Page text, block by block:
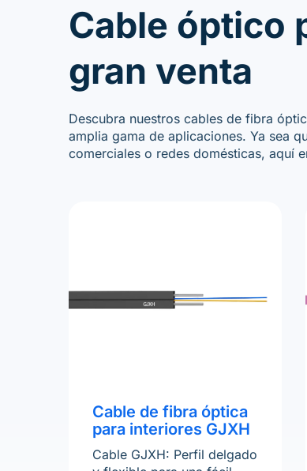
Cable óptico
gran venta
Descubra nuestros cables de fibra
amplia gama de aplicaciones. Ya sea
comerciales o redes domésticas, aquí
Cable de fibra óptica
para interiores GJXH
Cable GJXH: Perfil delgado